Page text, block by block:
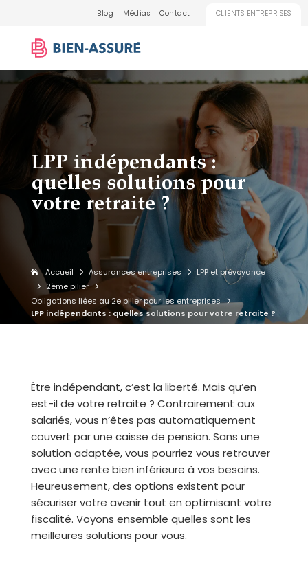
Blog Médias Contact CLIENTS ENTREPRISES
LPP indépendants :
quelles solutions pour
votre retraite ?
Accueil 5 Assurances entreprises 5 LPP et prévoyance
5 2ème pilier5
Obligations liées au 2e pilier pour les entreprises5
LPP indépendants : quelles solutions pour votre retraite ?
Être indépendant, c’est la liberté. Mais qu’en
est-il de votre retraite ? Contrairement aux
salariés, vous n’êtes pas automatiquement
couvert par une caisse de pension. Sans une
solution adaptée, vous pourriez vous retrouver
avec une rente bien inférieure à vos besoins.
Heureusement, des options existent pour
sécuriser votre avenir tout en optimisant votre
fiscalité. Voyons ensemble quelles sont les
meilleures solutions pour vous.